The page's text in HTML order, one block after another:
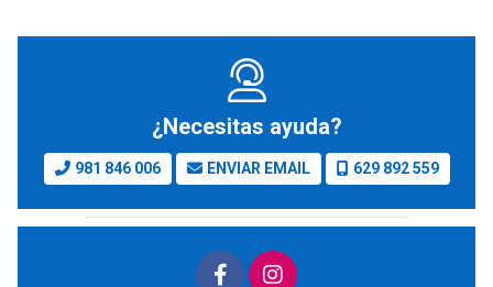
¿Necesitas ayuda?
981 846 006 ENVIAR EMAIL 629 892 559